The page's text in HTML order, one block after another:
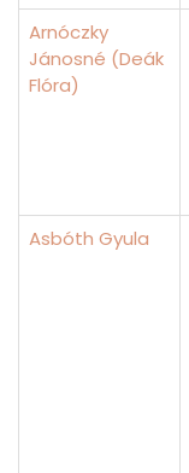
Arnóczky
Jánosné (Deák
Flóra)
Asbóth Gyula